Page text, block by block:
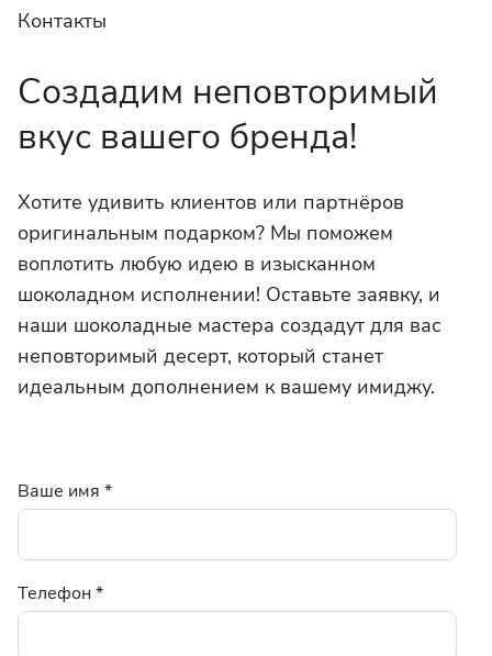
Контакты
Создадим неповторимый
вкус вашего бренда!
Хотите удивить клиентов или партнёров
оригинальным подарком? Мы поможем
воплотить любую идею в изысканном
шоколадном исполнении! Оставьте заявку, и
наши шоколадные мастера создадут для вас
неповторимый десерт, который станет
идеальным дополнением к вашему имиджу.
Ваше имя *
Телефон*